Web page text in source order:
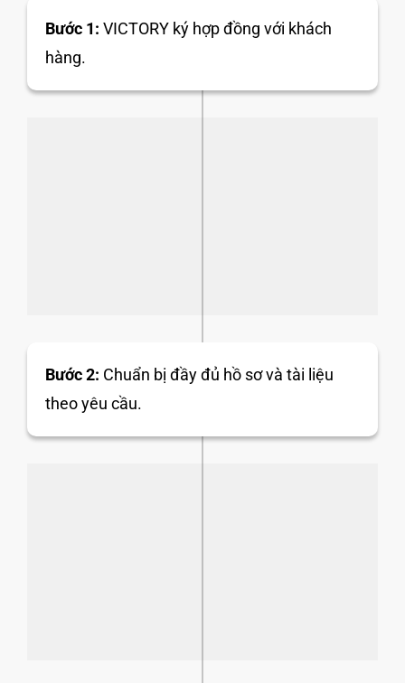
Bước 1: VICTORY ký hợp đồng với khách
hàng.
Bước 2: Chuẩn bị đầy đủ hồ sơ và tài liệu
theo yêu cầu.